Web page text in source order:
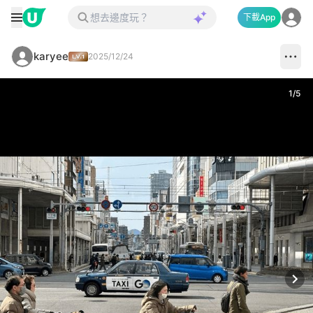
下載App
karyee 2025/12/24
1/5